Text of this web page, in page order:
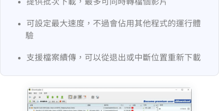
可設定最大速度，不過會佔用其他程式的運行體
驗
支援檔案續傳，可以從退出或中斷位置重新下載